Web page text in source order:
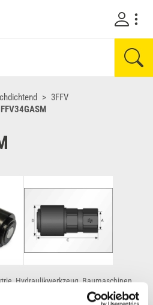
3FFV
Hydraulikwerkzeug, Baumaschinen
(Sicherheitsverriegelung)